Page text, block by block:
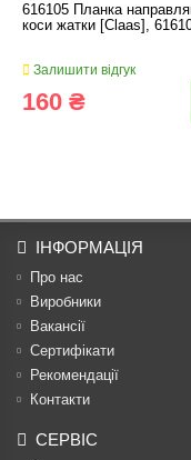
616105 Планка
коси жатки [Claas],
Залишити відгук
160 ₴
ІНФОРМАЦІЯ
Про нас
Виробники
Вакансії
Сертифікати
Рекомендації
Контакти
СЕРВІС